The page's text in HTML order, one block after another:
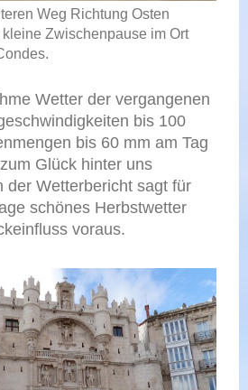
Weg Richtung Osten
Zwischenpause im Ort
Wetter der vergangenen
bis 100
bis 60 mm am Tag
Glück hinter uns
der Wetterbericht sagt für
schönes Herbstwetter
voraus.